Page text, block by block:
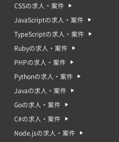
CSSの求人・案件
JavaScriptの求人・案件
TypeScriptの求人・案件
Rubyの求人・案件
PHPの求人・案件
Pythonの求人・案件
Javaの求人・案件
Goの求人・案件
C#の求人・案件
Node.jsの求人・案件